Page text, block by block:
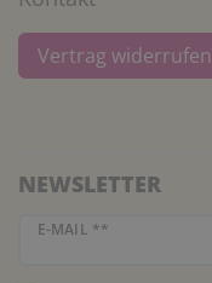
Vertrag widerrufen
NEWSLETTER
E-MAIL **
Newsletter Honig